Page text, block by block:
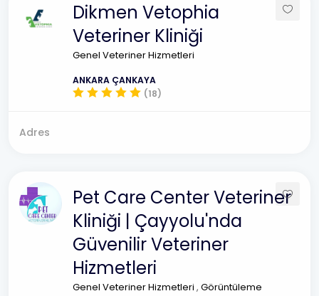
Dikmen Vetophia
Veteriner Kliniği
Genel Veteriner Hizmetleri
ANKARA ÇANKAYA
(18)
Adres
Pet Care Center Veteriner
Kliniği | Çayyolu'nda
Güvenilir Veteriner
Hizmetleri
Genel Veteriner Hizmetleri , Görüntüleme